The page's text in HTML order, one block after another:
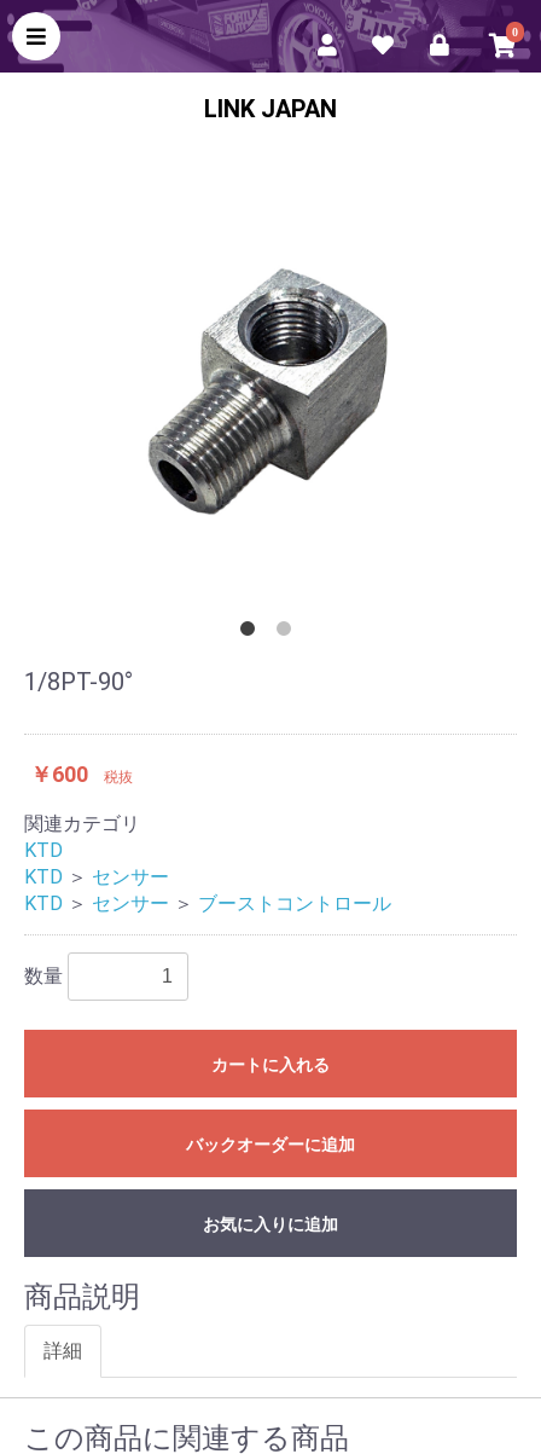
0
LINK JAPAN
1/8PT-90°
￥600 税抜
関連カテゴリ
KTD
KTD ＞ センサー
KTD ＞ センサー ＞ ブーストコントロール
数量
カートに入れる
バックオーダーに追加
お気に入りに追加
商品説明
詳細
この商品に関連する商品